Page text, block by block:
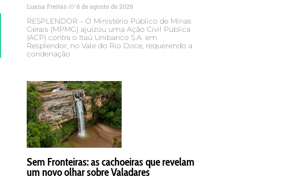
Luana Freitas 6 de agosto de 2026
RESPLENDOR – O Ministério Público de Minas
Gerais (MPMG) ajuizou uma Ação Civil Pública
(ACP) contra o Itaú Unibanco S.A. em
Resplendor, no Vale do Rio Doce, requerendo a
condenação
Sem Fronteiras: as cachoeiras que revelam
um novo olhar sobre Valadares